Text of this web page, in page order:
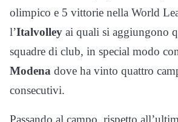
olimpico e 5 vittorie nella World
l’Italvolley ai quali si aggiungono
squadre di club, in special modo
Modena dove ha vinto quattro
consecutivi.
Passando al campo, rispetto